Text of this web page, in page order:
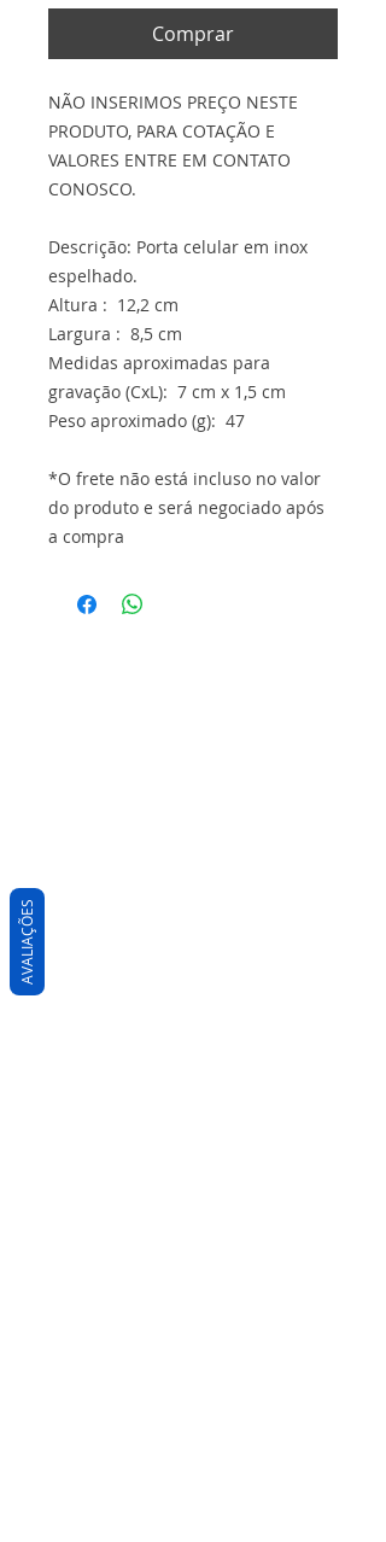
Comprar
NÃO INSERIMOS PREÇO NESTE
PRODUTO, PARA COTAÇÃO E
VALORES ENTRE EM CONTATO
CONOSCO.
Descrição: Porta celular em inox
espelhado.
Altura : 12,2 cm
Largura : 8,5 cm
Medidas aproximadas para
gravação (CxL): 7 cm x 1,5 cm
Peso aproximado (g): 47
*O frete não está incluso no valor
do produto e será negociado após
a compra
AVALIAÇÕES